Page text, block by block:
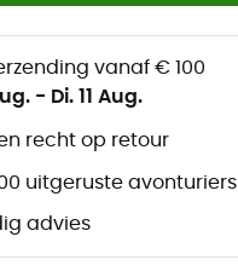
vanaf € 100
- Di. 11 Aug.
recht op retour
uitgeruste avonturiers
advies